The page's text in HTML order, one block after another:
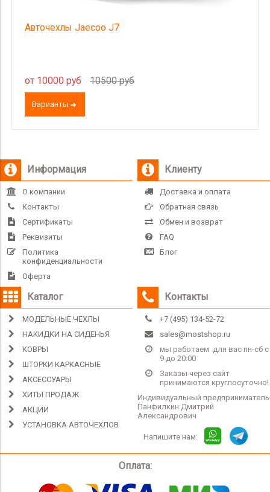
Авточехлы Jaecoo J7
от 10000 руб 10500 руб
Варианты
Информация
О компании
Контакты
Сертификаты
Реквизиты
Политика
конфиденциальности
Оферта
Клиенту
Доставка и оплата
Обратная связь
Обмен и возврат
FAQ
Блог
Каталог
МОДЕЛЬНЫЕ ЧЕХЛЫ
НАКИДКИ НА СИДЕНЬЯ
КОВРЫ
ШТОРКИ КАРКАСНЫЕ
АКСЕССУАРЫ
ХИТЫ ПРОДАЖ
АКЦИИ
УСТАНОВКА АВТОЧЕХЛОВ
Контакты
+7 (495) 134-52-72
sales@mostshop.ru
мы работаем для вас пн-сб с
9 до 20:00
Заказы через сайт
принимаются круглосуточно!
Индивидуальный предприниматель
Панфилкин Дмитрий
Александрович
Напишите нам:
Оплата: